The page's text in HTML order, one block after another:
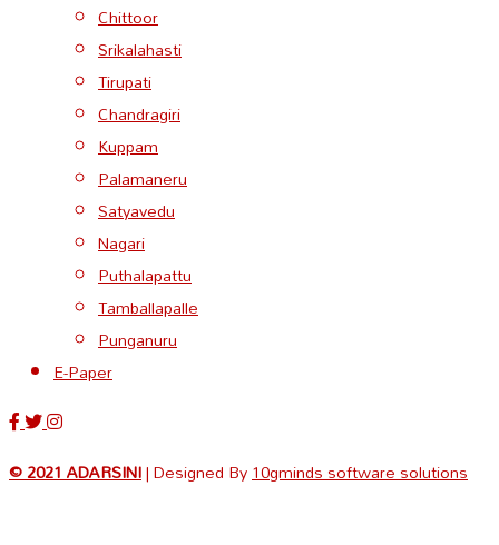
Chittoor
Srikalahasti
Tirupati
Chandragiri
Kuppam
Palamaneru
Satyavedu
Nagari
Puthalapattu
Tamballapalle
Punganuru
E-Paper
© 2021 ADARSINI| Designed By10gminds software solutions